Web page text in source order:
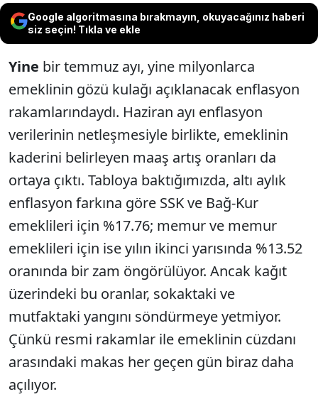
Google algoritmasına bırakmayın, okuyacağınız haberi
siz seçin! Tıkla ve ekle
Yine bir temmuz ayı, yine milyonlarca
emeklinin gözü kulağı açıklanacak enflasyon
rakamlarındaydı. Haziran ayı enflasyon
verilerinin netleşmesiyle birlikte, emeklinin
kaderini belirleyen maaş artış oranları da
ortaya çıktı. Tabloya baktığımızda, altı aylık
enflasyon farkına göre SSK ve Bağ-Kur
emeklileri için %17.76; memur ve memur
emeklileri için ise yılın ikinci yarısında %13.52
oranında bir zam öngörülüyor. Ancak kağıt
üzerindeki bu oranlar, sokaktaki ve
mutfaktaki yangını söndürmeye yetmiyor.
Çünkü resmi rakamlar ile emeklinin cüzdanı
arasındaki makas her geçen gün biraz daha
açılıyor.